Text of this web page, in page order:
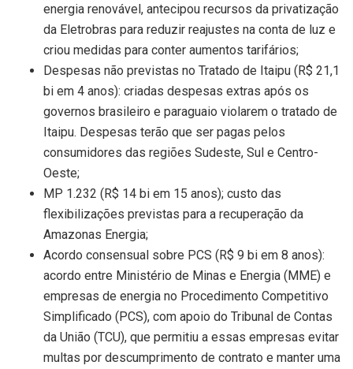
energia renovável, antecipou recursos da privatização
da Eletrobras para reduzir reajustes na conta de luz e
criou medidas para conter aumentos tarifários;
Despesas não previstas no Tratado de Itaipu (R$ 21,1
bi em 4 anos): criadas despesas extras após os
governos brasileiro e paraguaio violarem o tratado de
Itaipu. Despesas terão que ser pagas pelos
consumidores das regiões Sudeste, Sul e Centro-
Oeste;
MP 1.232 (R$ 14 bi em 15 anos); custo das
flexibilizações previstas para a recuperação da
Amazonas Energia;
Acordo consensual sobre PCS (R$ 9 bi em 8 anos):
acordo entre Ministério de Minas e Energia (MME) e
empresas de energia no Procedimento Competitivo
Simplificado (PCS), com apoio do Tribunal de Contas
da União (TCU), que permitiu a essas empresas evitar
multas por descumprimento de contrato e manter uma